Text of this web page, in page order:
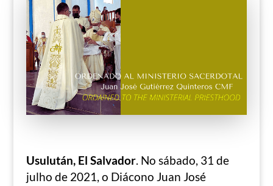
Usulután, El Salvador. No sábado, 31 de
julho de 2021, o Diácono Juan José